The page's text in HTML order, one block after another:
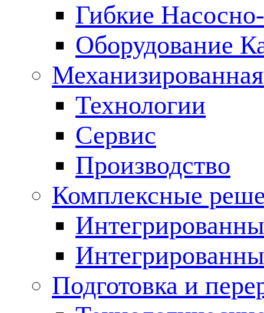
Гибкие
Оборудование
Технологии
Сервис
Производство
Комплексные
Подготовка и